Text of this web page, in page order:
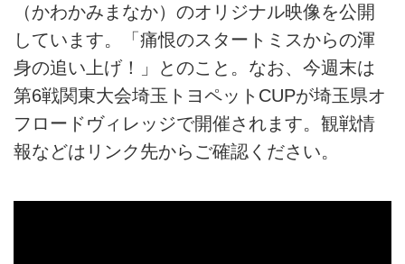
（かわかみまなか）のオリジナル映像を公開
しています。「痛恨のスタートミスからの渾
身の追い上げ！」とのこと。なお、今週末は
第6戦関東大会埼玉トヨペットCUPが埼玉県オ
フロードヴィレッジで開催されます。観戦情
報などはリンク先からご確認ください。